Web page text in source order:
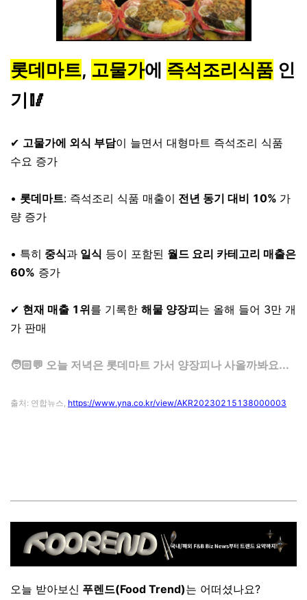
롯데마트, 고물가에 즉석조리식품 인
기🥢
✔ 고물가에 외식 부담이 늘면서 대형마트 즉석조리 식품
수요 증가
• 롯데마트: 즉석조리 식품 매출이 전년 동기 대비 10% 가
량 증가
• 특히 중식과 일식 등이 포함된 월드 요리 카테고리 매출은
60% 증가
✔ 현재 매출 1위를 기록한 해물 양장피는 올해 들어 3만 개
가 판매
🧑🏻💬 오늘 저녁은 롯데마트 가서 양장피나 사올까봐요...
출처: 연합뉴스, https://www.yna.co.kr/view/AKR20230215138000003
오늘 받아보신 푸렌드(Food Trend)는 어떠셨나요?